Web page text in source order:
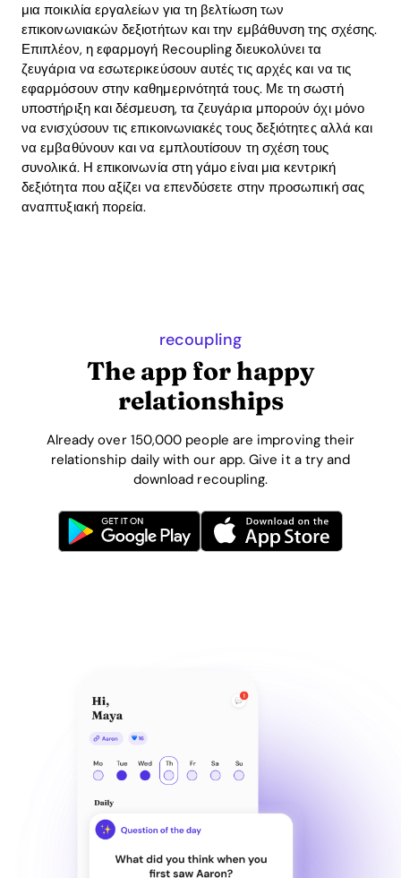
μια ποικιλία εργαλείων για τη βελτίωση των
επικοινωνιακών δεξιοτήτων και την εμβάθυνση της σχέσης.
Επιπλέον, η εφαρμογή Recoupling διευκολύνει τα
ζευγάρια να εσωτερικεύσουν αυτές τις αρχές και να τις
εφαρμόσουν στην καθημερινότητά τους. Με τη σωστή
υποστήριξη και δέσμευση, τα ζευγάρια μπορούν όχι μόνο
να ενισχύσουν τις επικοινωνιακές τους δεξιότητες αλλά και
να εμβαθύνουν και να εμπλουτίσουν τη σχέση τους
συνολικά. Η επικοινωνία στη γάμο είναι μια κεντρική
δεξιότητα που αξίζει να επενδύσετε στην προσωπική σας
αναπτυξιακή πορεία.
recoupling
The app for happy
relationships
Already over 150,000 people are improving their
relationship daily with our app. Give it a try and
download recoupling.